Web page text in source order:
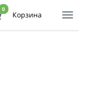
0
Корзина